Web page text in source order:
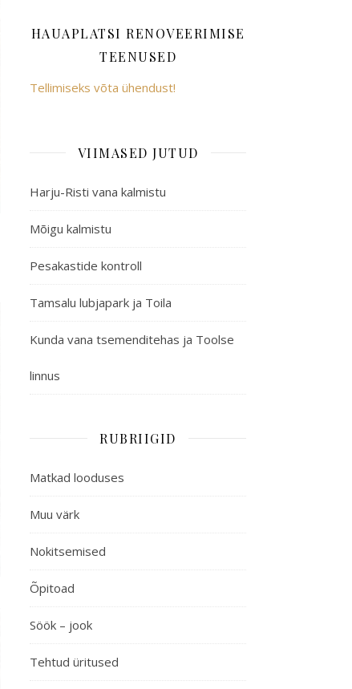
HAUAPLATSI RENOVEERIMISE
TEENUSED
Tellimiseks võta ühendust!
VIIMASED JUTUD
Harju-Risti vana kalmistu
Mõigu kalmistu
Pesakastide kontroll
Tamsalu lubjapark ja Toila
Kunda vana tsemenditehas ja Toolse
linnus
RUBRIIGID
Matkad looduses
Muu värk
Nokitsemised
Õpitoad
Söök – jook
Tehtud üritused